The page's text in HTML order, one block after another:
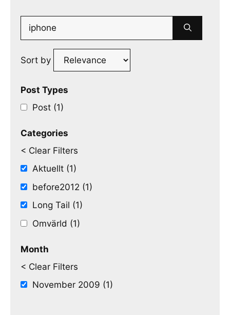
Search
for:
Sort by
Post Types
Post (1)
Categories
< Clear Filters
Aktuellt (1)
before2012 (1)
Long Tail (1)
Omvärld (1)
Month
< Clear Filters
November 2009 (1)